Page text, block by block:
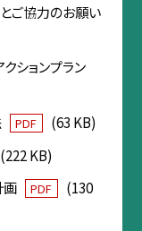
ご協力のお願い
ションプラン
PDF
(63 KB)
(222 KB)
画
PDF
(130